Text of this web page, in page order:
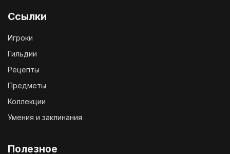
Ссылки
Игроки
Гильдии
Рецепты
Предметы
Коллекции
Умения и заклинания
Полезное